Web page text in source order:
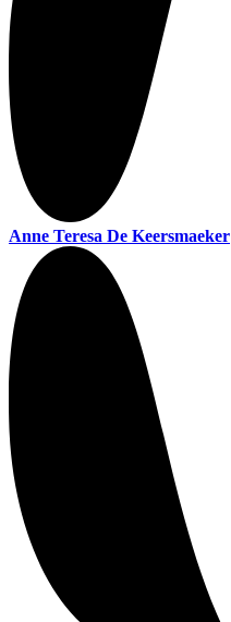
Anne Teresa De Keersmaeker